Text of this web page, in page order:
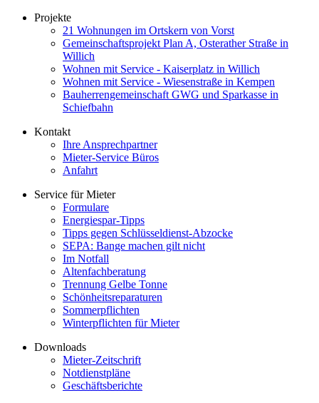
Projekte
21 Wohnungen im Ortskern von Vorst
Gemeinschaftsprojekt Plan A, Osterather Straße in
Willich
Wohnen mit Service - Kaiserplatz in Willich
Wohnen mit Service - Wiesenstraße in Kempen
Bauherrengemeinschaft GWG und Sparkasse in
Schiefbahn
Kontakt
Ihre Ansprechpartner
Mieter-Service Büros
Anfahrt
Service für Mieter
Formulare
Energiespar-Tipps
Tipps gegen Schlüsseldienst-Abzocke
SEPA: Bange machen gilt nicht
Im Notfall
Altenfachberatung
Trennung Gelbe Tonne
Schönheitsreparaturen
Sommerpflichten
Winterpflichten für Mieter
Downloads
Mieter-Zeitschrift
Notdienstpläne
Geschäftsberichte